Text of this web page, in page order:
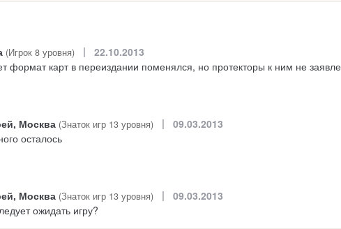
(Игрок 8 уровня) |
22.10.2013
формат карт в переиздании поменялся, но протекторы к ним не
Москва (Знаток игр 13 уровня) |
09.03.2013
осталось
Москва (Знаток игр 13 уровня) |
09.03.2013
ожидать игру?